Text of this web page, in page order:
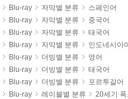
Blu-ray 자막별 분류
스페인어
Blu-ray 자막별 분류
중국어
Blu-ray 자막별 분류
태국어
Blu-ray 자막별 분류
인도네시아
Blu-ray 더빙별 분류
영어
Blu-ray 더빙별 분류
태국어
Blu-ray 더빙별 분류
포르투갈어
Blu-ray 레이블별 분류
20세기 폭